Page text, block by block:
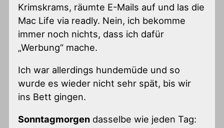
Krimskrams, räumte E-Mails auf und las die
Mac Life via readly. Nein, ich bekomme
immer noch nichts, dass ich dafür
„Werbung“ mache.
Ich war allerdings hundemüde und so
wurde es wieder nicht sehr spät, bis wir
ins Bett gingen.
Sonntagmorgen dasselbe wie jeden Tag: